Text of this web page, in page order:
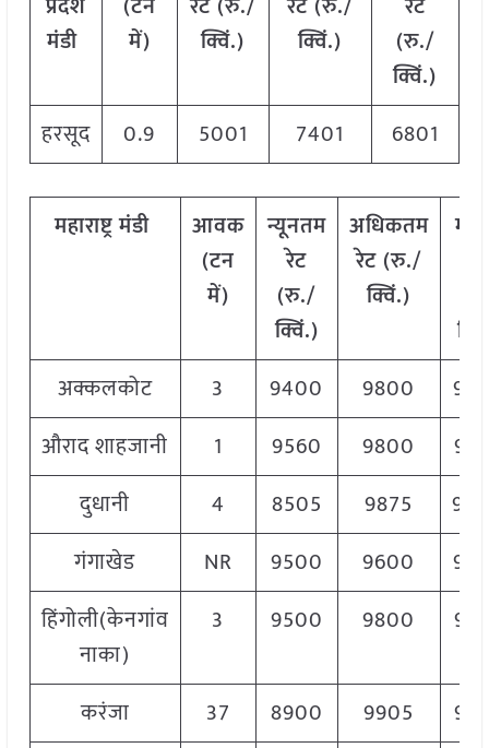
मंडी
में)
क्विं.)
क्विं.)
(रु./
क्विं.)
हरसूद
0.9 5001 7401 6801
महाराष्ट्रमंडी
आवक
(टन
में)
न्यूनतम
रेट
(रु./
क्विं.)
अधिकतम
रेट (रु./
क्विं.)
अक्कलकोट
3 9400 9800
औराद शाहजानी
1 9560 9800
दुधानी
4 8505 9875
गंगाखेड
NR 9500 9600
हिंगोली(केनगांव
नाका)
3 9500 9800
करंजा 37 8900 9905